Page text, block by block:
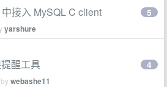
接入 MySQL C client
yarshure
5
醒工具
webashe11
4